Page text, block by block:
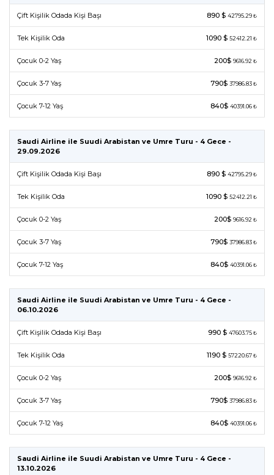
Çift Kişilik Odada Kişi Başı 890 $ 42795.29 ₺
Tek Kişilik Oda 1090 $ 52412.21 ₺
Çocuk 0-2 Yaş 200$ 9616.92 ₺
Çocuk 3-7 Yaş 790$ 37986.83 ₺
Çocuk 7-12 Yaş 840$ 40391.06 ₺
Saudi Airline ile Suudi Arabistan ve Umre Turu - 4 Gece -
29.09.2026
Çift Kişilik Odada Kişi Başı 890 $ 42795.29 ₺
Tek Kişilik Oda 1090 $ 52412.21 ₺
Çocuk 0-2 Yaş 200$ 9616.92 ₺
Çocuk 3-7 Yaş 790$ 37986.83 ₺
Çocuk 7-12 Yaş 840$ 40391.06 ₺
Saudi Airline ile Suudi Arabistan ve Umre Turu - 4 Gece -
06.10.2026
Çift Kişilik Odada Kişi Başı 990 $ 47603.75 ₺
Tek Kişilik Oda 1190 $ 57220.67 ₺
Çocuk 0-2 Yaş 200$ 9616.92 ₺
Çocuk 3-7 Yaş 790$ 37986.83 ₺
Çocuk 7-12 Yaş 840$ 40391.06 ₺
Saudi Airline ile Suudi Arabistan ve Umre Turu - 4 Gece -
13.10.2026